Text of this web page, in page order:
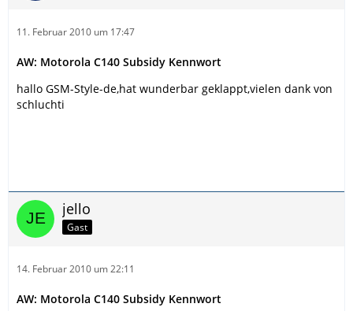
11. Februar 2010 um 17:47
AW: Motorola C140 Subsidy Kennwort
hallo GSM-Style-de,hat wunderbar geklappt,vielen dank von
schluchti
jello
Gast
14. Februar 2010 um 22:11
AW: Motorola C140 Subsidy Kennwort